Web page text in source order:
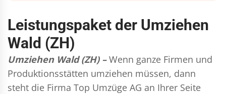
Leistungspaket der Umziehen
Wald (ZH)
Umziehen Wald (ZH) – Wenn ganze Firmen und
Produktionsstätten umziehen müssen, dann
steht die Firma Top Umzüge AG an Ihrer Seite